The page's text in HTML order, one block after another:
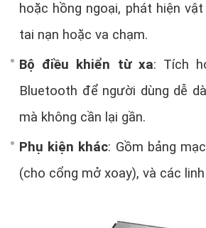
hoặc hồng ngoại, phát hiện
tai nạn hoặc va chạm.
Bộ điều khiển từ xa: Tích
Bluetooth để người dùng dễ
mà không cần lại gần.
Phụ kiện khác: Gồm bảng
(cho cổng mở xoay), và các